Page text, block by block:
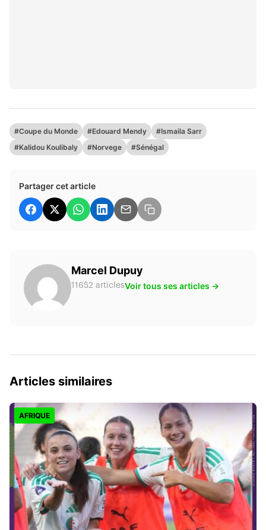
#Coupe du Monde #Edouard Mendy
#Ismaila Sarr
#Kalidou Koulibaly
#Norvege #Sénégal
Partager cet article
Marcel Dupuy
11652 articlesVoir tous ses articles →
Articles similaires
AFRIQUE